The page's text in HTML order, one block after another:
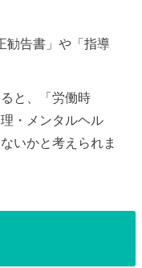
勧告書」や「指導
と、「労働時
・メンタルヘル
いかと考えられま